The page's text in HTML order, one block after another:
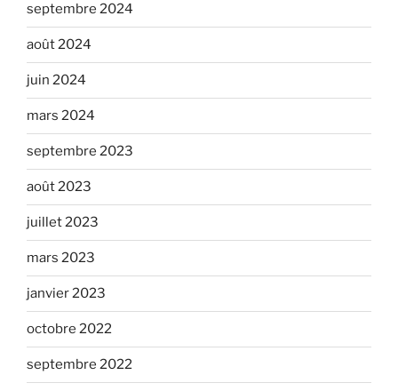
septembre 2024
août 2024
juin 2024
mars 2024
septembre 2023
août 2023
juillet 2023
mars 2023
janvier 2023
octobre 2022
septembre 2022